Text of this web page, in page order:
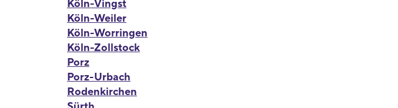
Köln-Vingst
Köln-Weiler
Köln-Worringen
Köln-Zollstock
Porz
Porz-Urbach
Rodenkirchen